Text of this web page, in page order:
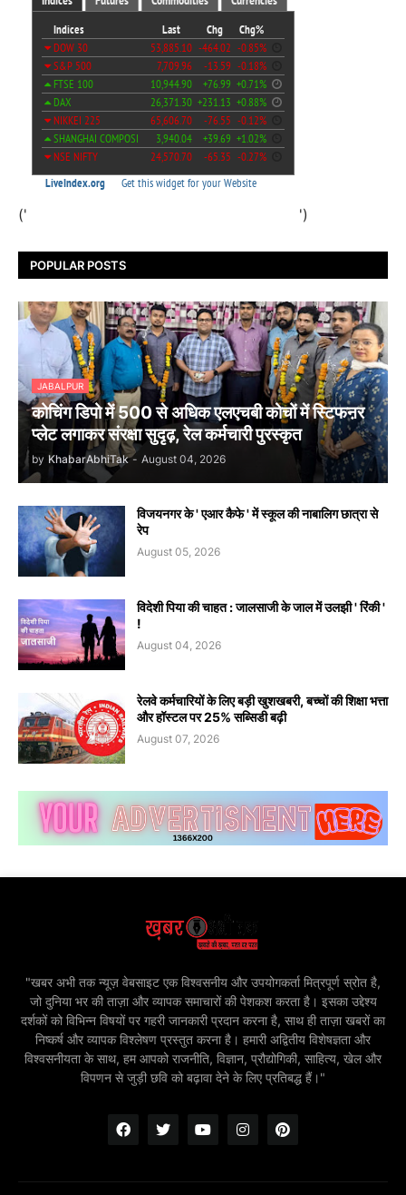
(' ')
POPULAR POSTS
JABALPUR
कोचिंग डिपो में 500 से अधिक एलएचबी कोचों में स्टिफऩर
प्लेट लगाकर संरक्षा सुदृढ़, रेल कर्मचारी पुरस्कृत
by KhabarAbhiTak - August 04, 2026
विजयनगर के ' एआर कैफे ' में स्कूल की नाबालिग छात्रा से
रेप
August 05, 2026
विदेशी पिया की चाहत : जालसाजी के जाल में उलझी ' रिंकी '
!
August 04, 2026
रेलवे कर्मचारियों के लिए बड़ी खुशखबरी, बच्चों की शिक्षा भत्ता
और हॉस्टल पर 25% सब्सिडी बढ़ी
August 07, 2026
"खबर अभी तक न्यूज़ वेबसाइट एक विश्वसनीय और उपयोगकर्ता मित्रपूर्ण स्रोत है,
जो दुनिया भर की ताज़ा और व्यापक समाचारों की पेशकश करता है। इसका उद्देश्य
दर्शकों को विभिन्न विषयों पर गहरी जानकारी प्रदान करना है, साथ ही ताज़ा खबरों का
निष्कर्ष और व्यापक विश्लेषण प्रस्तुत करना है। हमारी अद्वितीय विशेषज्ञता और
विश्वसनीयता के साथ, हम आपको राजनीति, विज्ञान, प्रौद्योगिकी, साहित्य, खेल और
विपणन से जुड़ी छवि को बढ़ावा देने के लिए प्रतिबद्ध हैं।"